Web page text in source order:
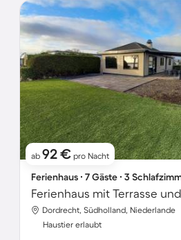
ab 92 € pro Nacht
Ferienhaus ∙ 7 Gäste ∙ 3
Ferienhaus mit Terrasse
Dordrecht, Südholland, Niederlande
Haustier erlaubt